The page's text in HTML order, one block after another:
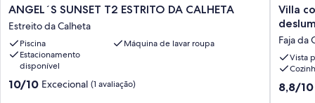
ANGEL
´S
SUNSET
T2
ESTRITO
DA
CALHETA
ANGEL´S SUNSET T2 ESTRITO DA CALHETA
Estreito da Calheta
Piscina
Máquina de lavar roupa
Estacionamento
disponível
Pontuação
10/10 Excecional (1 avaliação)
Villa
com
jardim
e
vista
mar
Villa
Faja da
Vista
8,8/10